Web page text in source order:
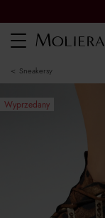
Toggle
navigation
sneakersy
Wyprzedany